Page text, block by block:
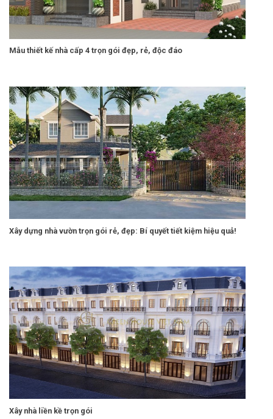
Mẫu thiết kế nhà cấp 4 trọn gói đẹp, rẻ, độc đáo
Xây dựng nhà vườn trọn gói rẻ, đẹp: Bí quyết tiết kiệm hiệu quả!
Xây nhà liền kề trọn gói